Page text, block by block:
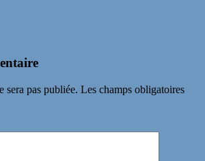
sera pas publiée. Les champs obligatoires